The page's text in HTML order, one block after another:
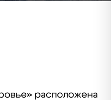
расположена